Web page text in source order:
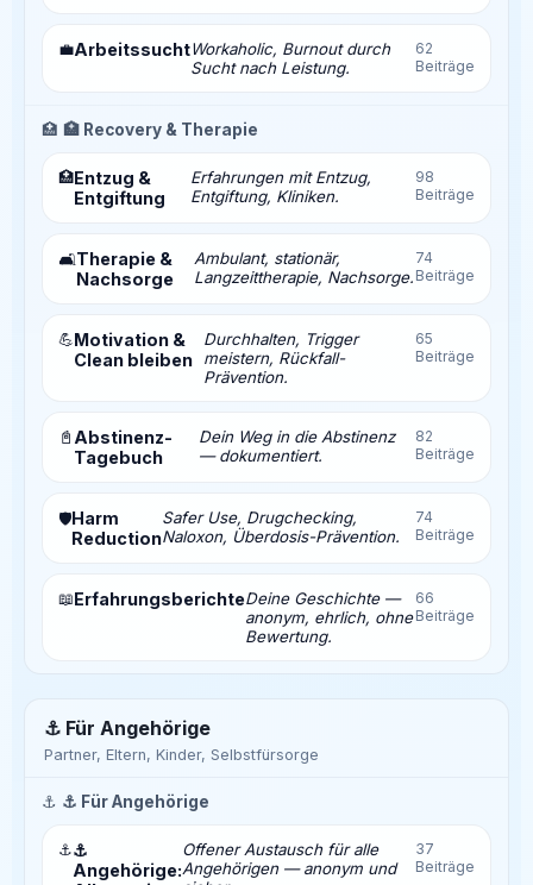
💼ArbeitssuchtWorkaholic, Burnout durch
Sucht nach Leistung.
62
Beiträge
🏥 🏥 Recovery & Therapie
🏥Entzug &
Entgiftung
Erfahrungen mit Entzug,
Entgiftung, Kliniken.
98
Beiträge
🛋️Therapie &
Nachsorge
Ambulant, stationär,
Langzeittherapie, Nachsorge.
74
Beiträge
💪Motivation &
Clean bleiben
Durchhalten, Trigger
meistern, Rückfall-
Prävention.
65
Beiträge
📓 Abstinenz-
Tagebuch
Dein Weg in die Abstinenz
— dokumentiert.
82
Beiträge
🛡️Harm
Reduction
Safer Use, Drugchecking,
Naloxon, Überdosis-Prävention.
74
Beiträge
📖ErfahrungsberichteDeine Geschichte —
anonym, ehrlich, ohne
Bewertung.
66
Beiträge
⚓ Für Angehörige
Partner, Eltern, Kinder, Selbstfürsorge
⚓ ⚓ Für Angehörige
⚓⚓
Angehörige:
Offener Austausch für alle
Angehörigen — anonym und
37
Beiträge